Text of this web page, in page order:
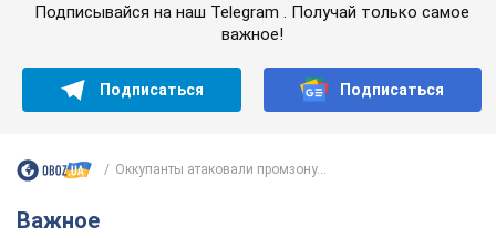
Подписывайся на наш Telegram . Получай только самое
важное!
Подписаться Подписаться
Оккупанты атаковали промзону...
Важное